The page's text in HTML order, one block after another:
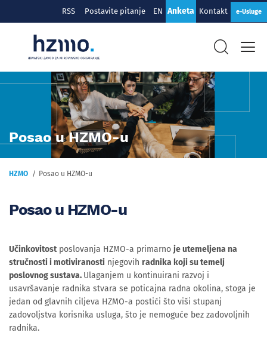
RSS Postavite pitanje EN Anketa Kontakt e-Usluge
Posao u HZMO-u
HZMO Posao u HZMO-u
Posao u HZMO-u
Učinkovitostposlovanja HZMO-a primarno je utemeljena na
stručnosti i motiviranosti njegovih radnika koji su temelj
poslovnog sustava. Ulaganjem u kontinuirani razvoj i
usavršavanje radnika stvara se poticajna radna okolina, stoga je
jedan od glavnih ciljeva HZMO-a postići što viši stupanj
zadovoljstva korisnika usluga, što je nemoguće bez zadovoljnih
radnika.